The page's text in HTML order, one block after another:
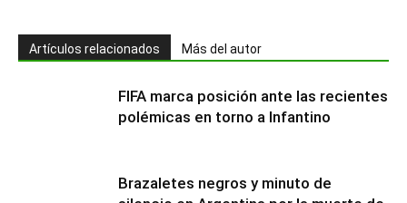
Artículos relacionados Más del autor
FIFA marca posición ante las recientes
polémicas en torno a Infantino
Brazaletes negros y minuto de